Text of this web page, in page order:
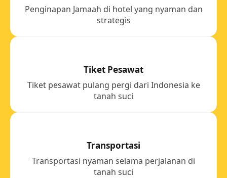
Penginapan Jamaah di hotel yang nyaman dan
strategis
Tiket Pesawat
Tiket pesawat pulang pergi dari Indonesia ke
tanah suci
Transportasi
Transportasi nyaman selama perjalanan di
tanah suci